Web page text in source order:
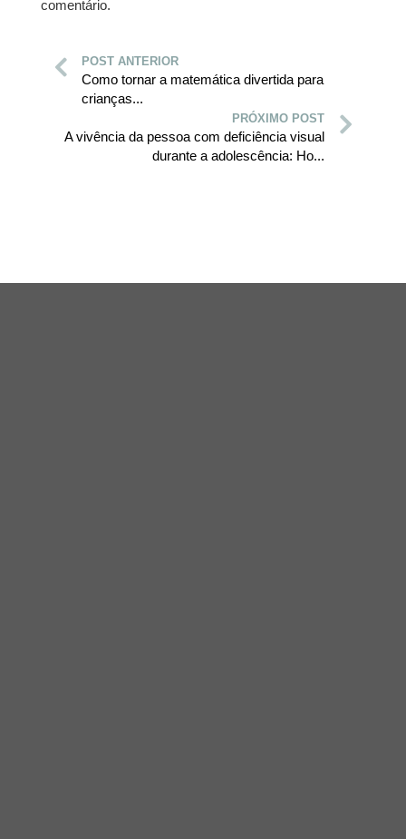
comentário.
POST ANTERIOR
Como tornar a matemática divertida para
crianças...
PRÓXIMO POST
A vivência da pessoa com deficiência visual
durante a adolescência: Ho...